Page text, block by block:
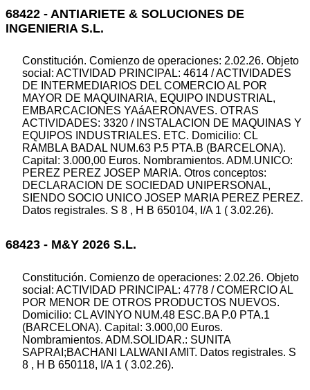
68422 - ANTIARIETE & SOLUCIONES DE
INGENIERIA S.L.
Constitución. Comienzo de operaciones: 2.02.26. Objeto
social: ACTIVIDAD PRINCIPAL: 4614 / ACTIVIDADES
DE INTERMEDIARIOS DEL COMERCIO AL POR
MAYOR DE MAQUINARIA, EQUIPO INDUSTRIAL,
EMBARCACIONES YAáAERONAVES. OTRAS
ACTIVIDADES: 3320 / INSTALACION DE MAQUINAS Y
EQUIPOS INDUSTRIALES. ETC. Domicilio: CL
RAMBLA BADAL NUM.63 P.5 PTA.B (BARCELONA).
Capital: 3.000,00 Euros. Nombramientos. ADM.UNICO:
PEREZ PEREZ JOSEP MARIA. Otros conceptos:
DECLARACION DE SOCIEDAD UNIPERSONAL,
SIENDO SOCIO UNICO JOSEP MARIA PEREZ PEREZ.
Datos registrales. S 8 , H B 650104, I/A 1 ( 3.02.26).
68423 - M&Y 2026 S.L.
Constitución. Comienzo de operaciones: 2.02.26. Objeto
social: ACTIVIDAD PRINCIPAL: 4778 / COMERCIO AL
POR MENOR DE OTROS PRODUCTOS NUEVOS.
Domicilio: CL AVINYO NUM.48 ESC.BA P.0 PTA.1
(BARCELONA). Capital: 3.000,00 Euros.
Nombramientos. ADM.SOLIDAR.: SUNITA
SAPRAI;BACHANI LALWANI AMIT. Datos registrales. S
8 , H B 650118, I/A 1 ( 3.02.26).